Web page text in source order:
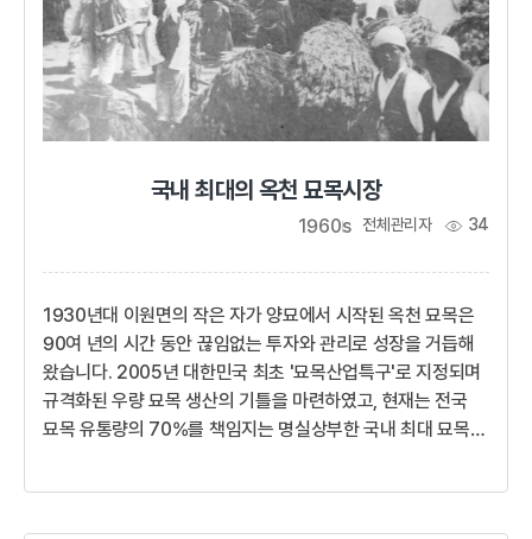
국내 최대의 옥천 묘목시장
전체관리자 34
1960s
1930년대 이원면의 작은 자가 양묘에서 시작된 옥천 묘목은
90여 년의 시간 동안 끊임없는 투자와 관리로 성장을 거듭해
왔습니다. 2005년 대한민국 최초 '묘목산업특구'로 지정되며
규격화된 우량 묘목 생산의 기틀을 마련하였고, 현재는 전국
묘목 유통량의 70%를 책임지는 명실상부한 국내 최대 묘목